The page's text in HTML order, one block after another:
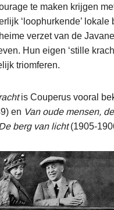
te maken krijgen
‘loophurkende’
verzet van de
Hun eigen ‘stille
triomferen.
is Couperus vooral
en Van oude mensen,
berg van licht(1905-